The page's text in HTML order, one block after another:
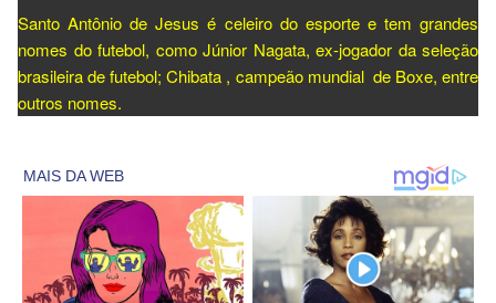
Santo Antônio de Jesus é celeiro do esporte e tem grandes
nomes do futebol, como Júnior Nagata, ex-jogador da seleção
brasileira de futebol; Chibata , campeão mundial de Boxe, entre
outros nomes.